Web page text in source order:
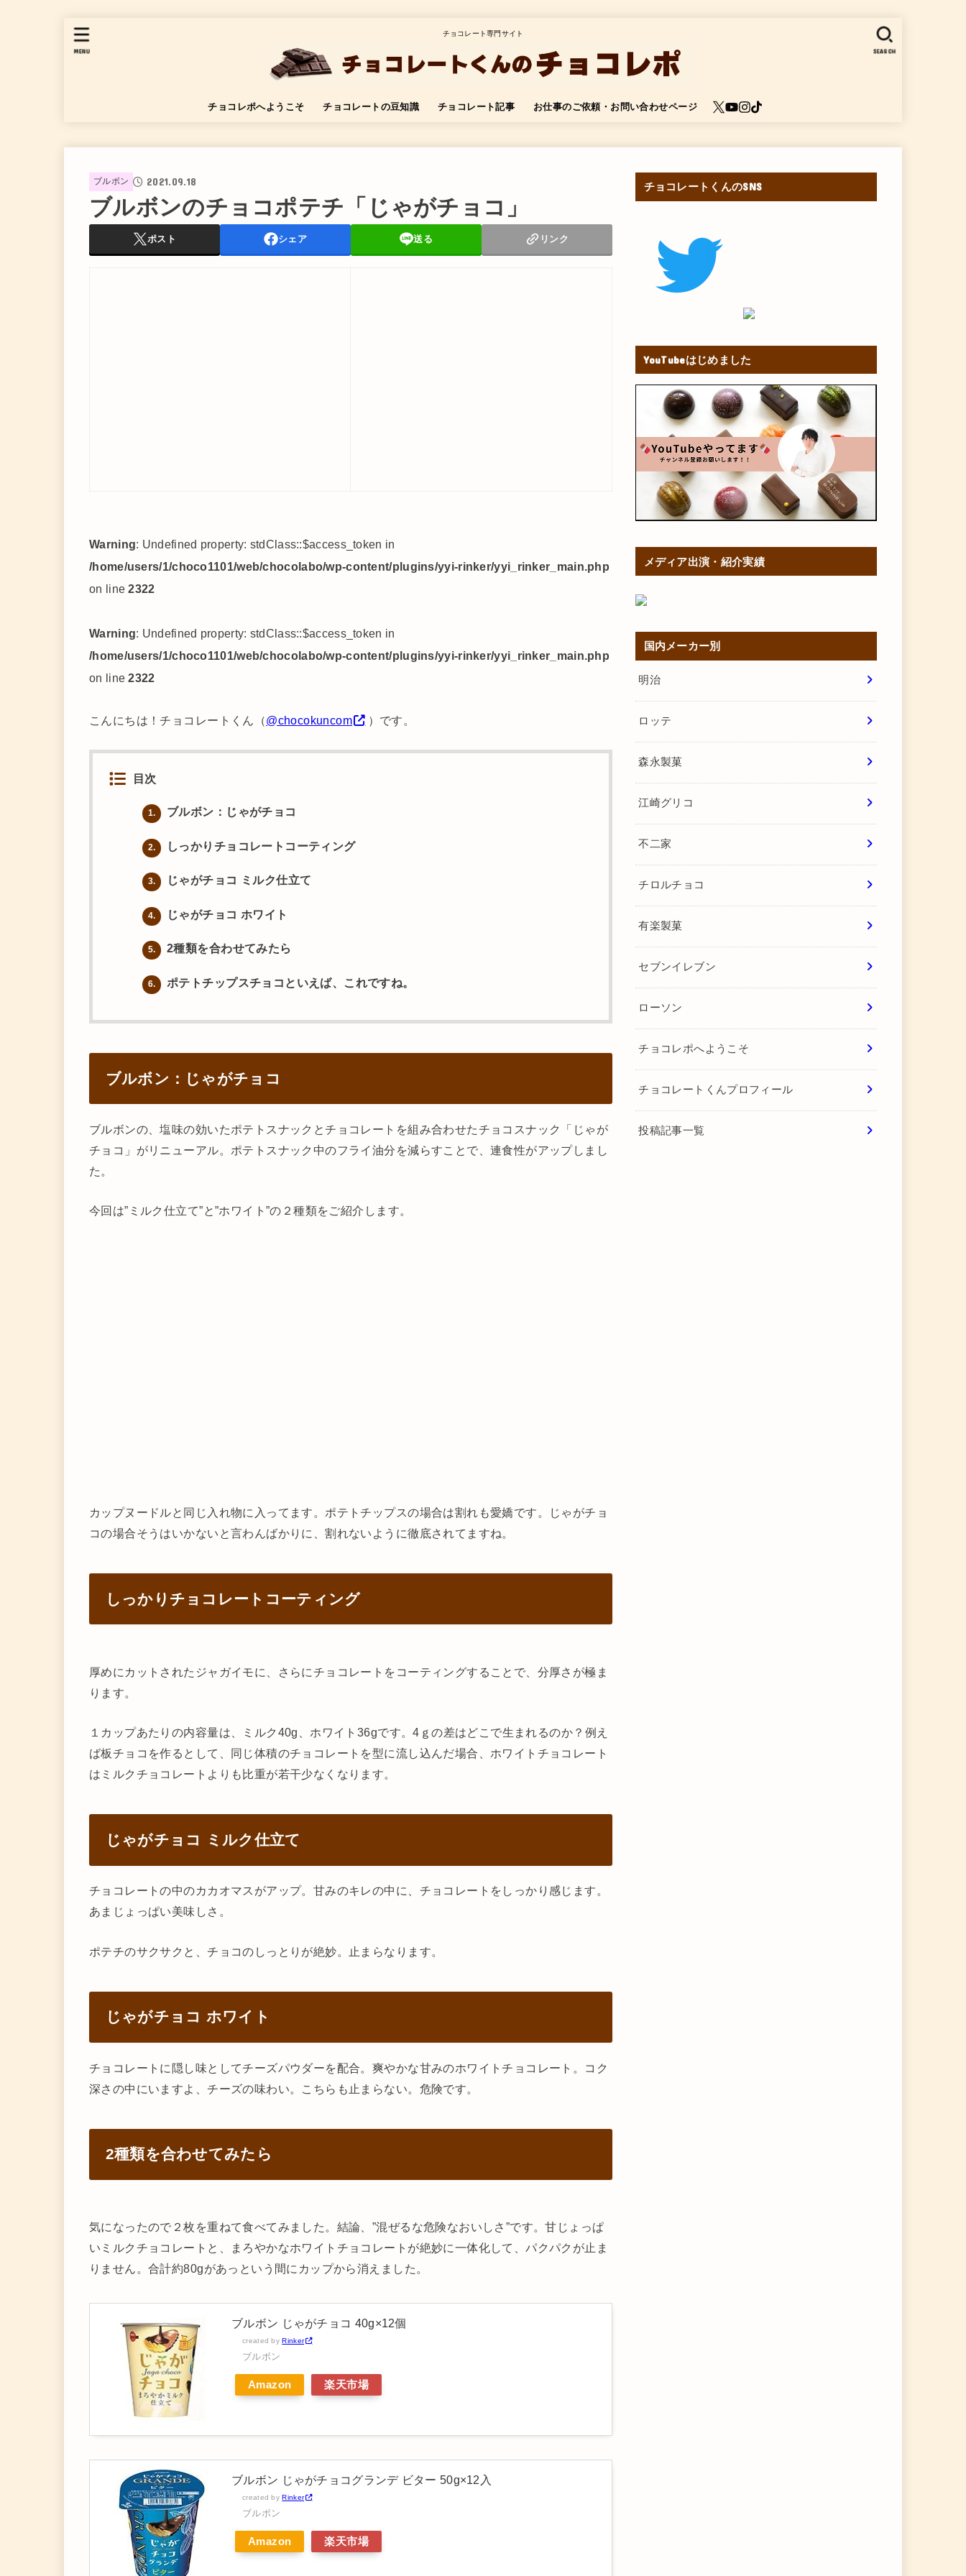
チョコレート専門サイト
チョコレポへようこそ チョコレートの豆知識 チョコレート記事 お仕事のご依頼・お問い合わせページ
SEARCH
MENU
ブルボン 2021.09.18
ブルボンのチョコポテチ「じゃがチョコ」
ポスト シェア 送る リンク
Warning: Undefined property: stdClass::$access_token in
/home/users/1/choco1101/web/chocolabo/wp-content/plugins/yyi-rinker/yyi_rinker_main.php
on line2322
Warning: Undefined property: stdClass::$access_token in
/home/users/1/choco1101/web/chocolabo/wp-content/plugins/yyi-rinker/yyi_rinker_main.php
on line2322
こんにちは！チョコレートくん（@chocokuncom ）です。
目次
1. ブルボン：じゃがチョコ
2. しっかりチョコレートコーティング
3. じゃがチョコ ミルク仕立て
4. じゃがチョコ ホワイト
5. 2種類を合わせてみたら
6. ポテトチップスチョコといえば、これですね。
ブルボン：じゃがチョコ
ブルボンの、塩味の効いたポテトスナックとチョコレートを組み合わせたチョコスナック「じゃが
チョコ」がリニューアル。ポテトスナック中のフライ油分を減らすことで、連食性がアップしまし
た。
今回は”ミルク仕立て”と”ホワイト”の２種類をご紹介します。
カップヌードルと同じ入れ物に入ってます。ポテトチップスの場合は割れも愛嬌です。じゃがチョ
コの場合そうはいかないと言わんばかりに、割れないように徹底されてますね。
しっかりチョコレートコーティング
厚めにカットされたジャガイモに、さらにチョコレートをコーティングすることで、分厚さが極ま
ります。
１カップあたりの内容量は、ミルク40g、ホワイト36gです。4ｇの差はどこで生まれるのか？例え
ば板チョコを作るとして、同じ体積のチョコレートを型に流し込んだ場合、ホワイトチョコレート
はミルクチョコレートよりも比重が若干少なくなります。
じゃがチョコ ミルク仕立て
チョコレートの中のカカオマスがアップ。甘みのキレの中に、チョコレートをしっかり感じます。
あまじょっぱい美味しさ。
ポテチのサクサクと、チョコのしっとりが絶妙。止まらなります。
じゃがチョコ ホワイト
チョコレートに隠し味としてチーズパウダーを配合。爽やかな甘みのホワイトチョコレート。コク
深さの中にいますよ、チーズの味わい。こちらも止まらない。危険です。
2種類を合わせてみたら
気になったので２枚を重ねて食べてみました。結論、”混ぜるな危険なおいしさ”です。甘じょっぱ
いミルクチョコレートと、まろやかなホワイトチョコレートが絶妙に一体化して、パクパクが止ま
りません。合計約80gがあっという間にカップから消えました。
ブルボン じゃがチョコ 40g×12個
created by Rinker
ブルボン
Amazon 楽天市場
ブルボン じゃがチョコグランデ ビター 50g×12入
created byRinker
ブルボン
Amazon 楽天市場
チョコレートくんのSNS
YouTubeはじめました
メディア出演・紹介実績
国内メーカー別
明治
ロッテ
森永製菓
江崎グリコ
不二家
チロルチョコ
有楽製菓
セブンイレブン
ローソン
チョコレポへようこそ
チョコレートくんプロフィール
投稿記事一覧